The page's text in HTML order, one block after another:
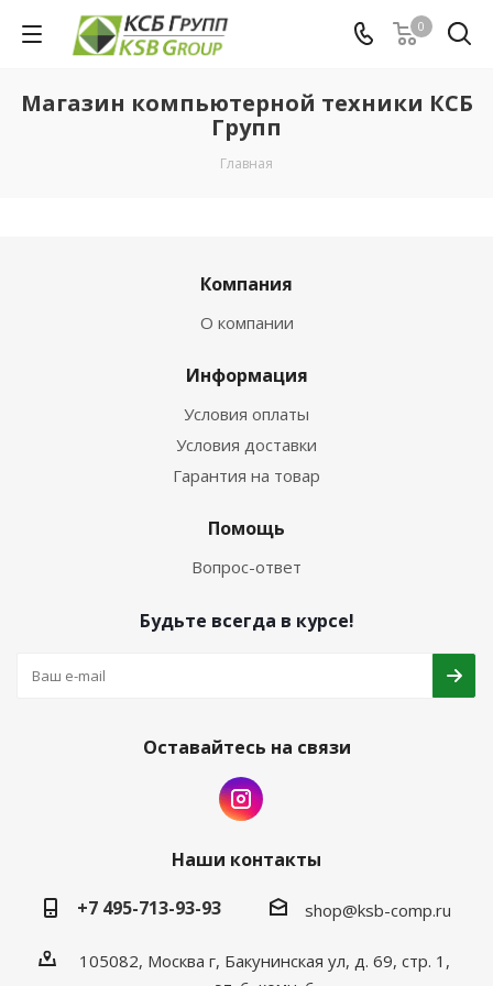
0
Магазин компьютерной техники КСБ
Групп
Главная
Компания
О компании
Информация
Условия оплаты
Условия доставки
Гарантия на товар
Помощь
Вопрос-ответ
Будьте всегда в курсе!
Оставайтесь на связи
Наши контакты
+7 495-713-93-93
shop@ksb-comp.ru
105082, Москва г, Бакунинская ул, д. 69, стр. 1,